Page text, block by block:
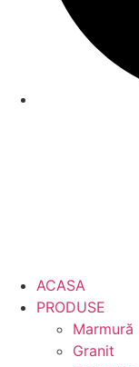
ACASA
PRODUSE
Marmură
Granit